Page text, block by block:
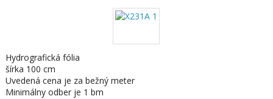
Hydrografická fólia
šírka 100 cm
Uvedená cena je za bežný meter
Minimálny odber je 1 bm